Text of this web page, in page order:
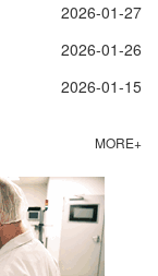
2026-01-27
2026-01-26
2026-01-15
MORE+